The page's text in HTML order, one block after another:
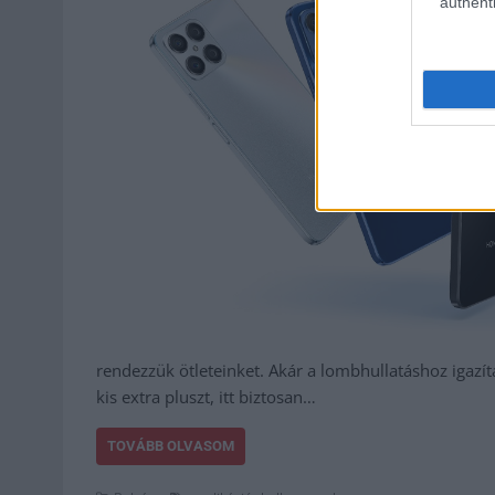
rendezzük ötleteinket. Akár a lombhullatáshoz
kis extra pluszt, itt biztosan…
TOVÁBB OLVASOM